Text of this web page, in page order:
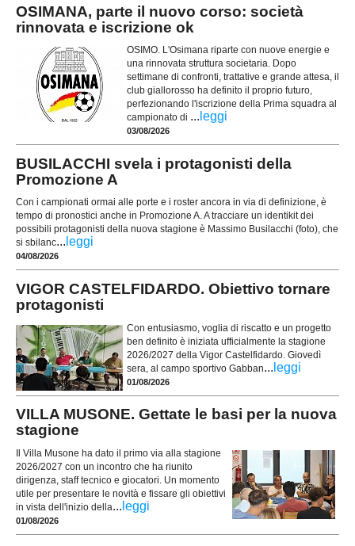
OSIMANA, parte il nuovo corso: società
rinnovata e iscrizione ok
OSIMO. L'Osimana riparte con nuove energie e
una rinnovata struttura societaria. Dopo
settimane di confronti, trattative e grande attesa, il
club giallorosso ha definito il proprio futuro,
perfezionando l'iscrizione della Prima squadra al
campionato di ... leggi
03/08/2026
BUSILACCHI svela i protagonisti della
Promozione A
Con i campionati ormai alle porte e i roster ancora in via di definizione, è
tempo di pronostici anche in Promozione A. A tracciare un identikit dei
possibili protagonisti della nuova stagione è Massimo Busilacchi (foto), che
si sbilanc... leggi
04/08/2026
VIGOR CASTELFIDARDO. Obiettivo tornare
protagonisti
Con entusiasmo, voglia di riscatto e un progetto
ben definito è iniziata ufficialmente la stagione
2026/2027 della Vigor Castelfidardo. Giovedì
sera, al campo sportivo Gabban... leggi
01/08/2026
VILLA MUSONE. Gettate le basi per la nuova
stagione
Il Villa Musone ha dato il primo via alla stagione
2026/2027 con un incontro che ha riunito
dirigenza, staff tecnico e giocatori. Un momento
utile per presentare le novità e fissare gli obiettivi
in vista dell'inizio della... leggi
01/08/2026